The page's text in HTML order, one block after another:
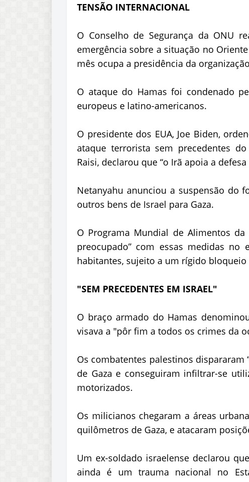
TENSÃO INTERNACIONAL
O Conselho de Segurança da ONU
emergência sobre a situação no
mês ocupa a presidência da
O ataque do Hamas foi condenado
europeus e latino-americanos.
O presidente dos EUA, Joe Biden,
ataque terrorista sem precedentes
Raisi, declarou que “o Irã apoia a
Netanyahu anunciou a suspensão do
outros bens de Israel para Gaza.
O Programa Mundial de Alimentos da
preocupado” com essas medidas
habitantes, sujeito a um rígido
"SEM PRECEDENTES EM ISRAEL"
O braço armado do Hamas
visava a "pôr fim a todos os crimes da
Os combatentes palestinos dispararam
de Gaza e conseguiram infiltrar-se
motorizados.
Os milicianos chegaram a áreas
quilômetros de Gaza, e atacaram
Um ex-soldado israelense declarou
ainda é um trauma nacional no